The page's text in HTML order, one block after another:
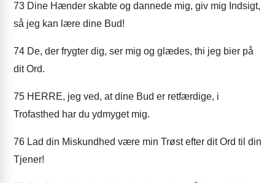
73 Dine Hænder skabte og dannede mig, giv mig Indsigt,
så jeg kan lære dine Bud!
74 De, der frygter dig, ser mig og glædes, thi jeg bier på
dit Ord.
75 HERRE, jeg ved, at dine Bud er retfærdige, i
Trofasthed har du ydmyget mig.
76 Lad din Miskundhed være min Trøst efter dit Ord til din
Tjener!